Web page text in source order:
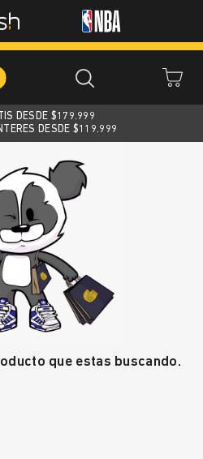
DESDE $179.999
DESDE $119.999
que estas buscando.